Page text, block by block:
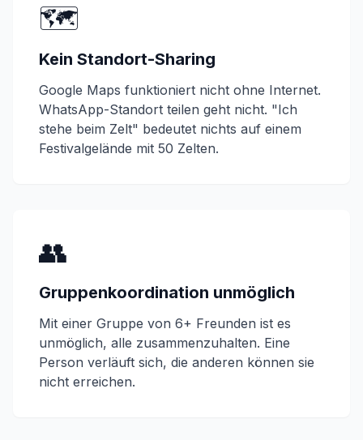
🗺️
Kein Standort-Sharing
Google Maps funktioniert nicht ohne Internet.
WhatsApp-Standort teilen geht nicht. "Ich
stehe beim Zelt" bedeutet nichts auf einem
Festivalgelände mit 50 Zelten.
👥
Gruppenkoordination unmöglich
Mit einer Gruppe von 6+ Freunden ist es
unmöglich, alle zusammenzuhalten. Eine
Person verläuft sich, die anderen können sie
nicht erreichen.